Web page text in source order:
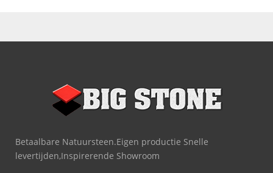
Betaalbare Natuursteen.Eigen productie Snelle
levertijden,Inspirerende Showroom